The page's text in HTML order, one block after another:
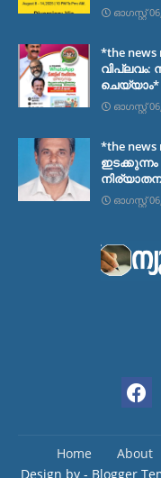
ഓഗസ്റ്റ്
*the news
വിപ്ലവം:
ചെയ്യാം*
ഓഗസ്റ്റ്
*the
ഓഗസ്റ്റ്
Home About
Design by - Blogger